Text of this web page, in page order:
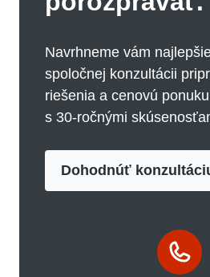
Navrhneme vám
spoločnej konzultácii
riešenia a cenovú
s 30-ročnými
Dohodnúť